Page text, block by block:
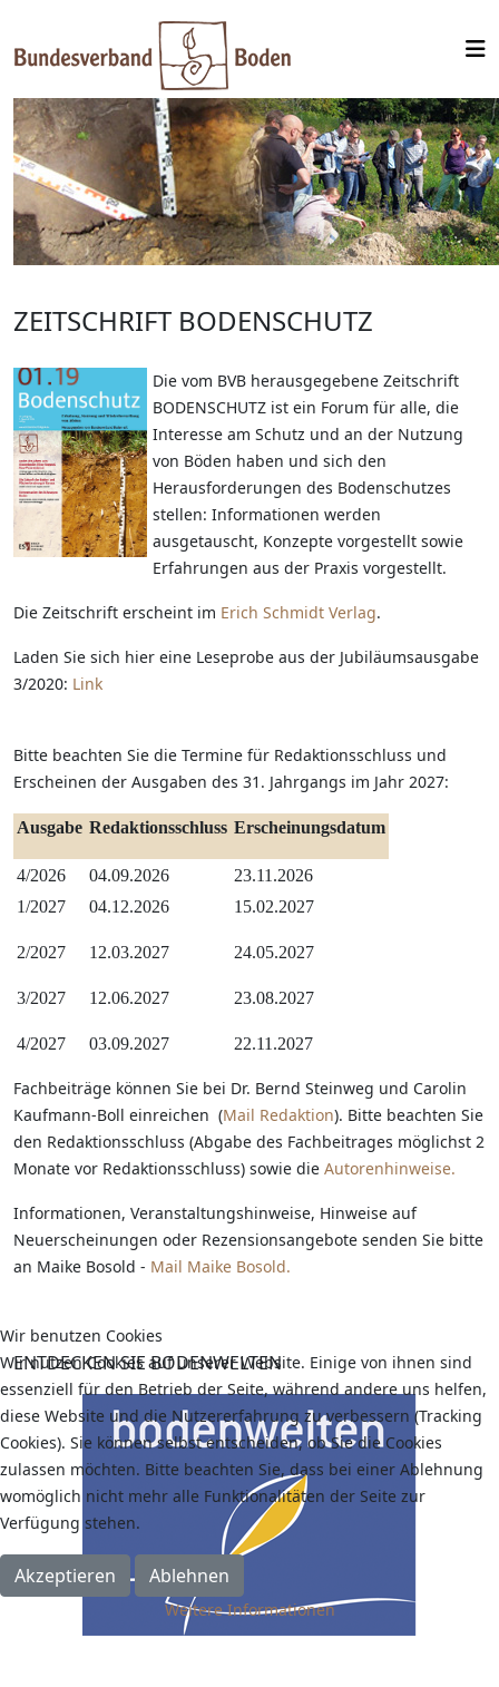
ZEITSCHRIFT BODENSCHUTZ
Die vom BVB herausgegebene Zeitschrift
BODENSCHUTZ ist ein Forum für alle, die
Interesse am Schutz und an der Nutzung
von Böden haben und sich den
Herausforderungen des Bodenschutzes
stellen: Informationen werden
ausgetauscht, Konzepte vorgestellt sowie
Erfahrungen aus der Praxis vorgestellt.
Die Zeitschrift erscheint im Erich Schmidt Verlag.
Laden Sie sich hier eine Leseprobe aus der Jubiläumsausgabe
3/2020: Link
Bitte beachten Sie die Termine für Redaktionsschluss und
Erscheinen der Ausgaben des 31. Jahrgangs im Jahr 2027:
Ausgabe Redaktionsschluss Erscheinungsdatum
4/2026 04.09.2026
23.11.2026
1/2027
04.12.2026 15.02.2027
2/2027 12.03.2027 24.05.2027
3/2027 12.06.2027 23.08.2027
4/2027 03.09.2027 22.11.2027
Fachbeiträge können Sie bei Dr. Bernd Steinweg und Carolin
Kaufmann-Boll einreichen (Mail Redaktion). Bitte beachten Sie
den Redaktionsschluss (Abgabe des Fachbeitrages möglichst 2
Monate vor Redaktionsschluss) sowie die Autorenhinweise.
Informationen, Veranstaltungshinweise, Hinweise auf
Neuerscheinungen oder Rezensionsangebote senden Sie bitte
an Maike Bosold - Mail Maike Bosold.
ENTDECKEN SIE BODENWELTEN
Wir benutzen Cookies
Wir nutzen Cookies auf unserer Website. Einige von ihnen sind
essenziell für den Betrieb der Seite, während andere uns helfen,
diese Website und die Nutzererfahrung zu verbessern (Tracking
Cookies). Sie können selbst entscheiden, ob Sie die Cookies
zulassen möchten. Bitte beachten Sie, dass bei einer Ablehnung
womöglich nicht mehr alle Funktionalitäten der Seite zur
Verfügung stehen.
Akzeptieren Ablehnen
Weitere Informationen